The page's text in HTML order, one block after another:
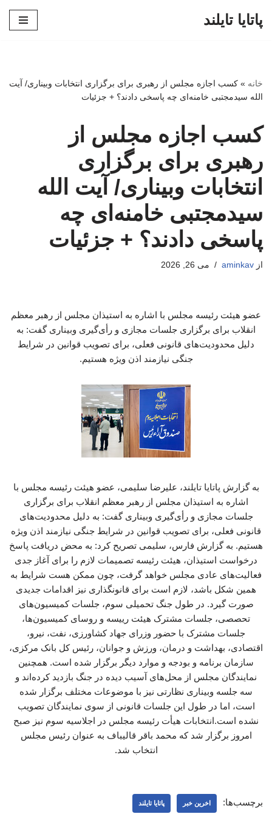
پاتایا تایلند
خانه » کسب اجازه مجلس از رهبری برای برگزاری انتخابات وبیناری/ آیت
الله سیدمجتبی خامنه‌ای چه پاسخی دادند؟ + جزئیات
کسب اجازه مجلس از
رهبری برای برگزاری
انتخابات وبیناری/ آیت الله
سیدمجتبی خامنه‌ای چه
پاسخی دادند؟ + جزئیات
از aminkav می 26, 2026
عضو هیئت رئیسه مجلس با اشاره به استیذان مجلس از رهبر معظم
انقلاب برای برگزاری جلسات مجازی و رأی‌گیری وبیناری گفت: به
دلیل محدودیت‌های قانونی فعلی، برای تصویب قوانین در شرایط
جنگی نیازمند اذن ویژه هستیم.
به گزارش پاتایا تایلند، علیرضا سلیمی، عضو هیئت رئیسه مجلس با
اشاره به استیذان مجلس از رهبر معظم انقلاب برای برگزاری
جلسات مجازی و رأی‌گیری وبیناری گفت: به دلیل محدودیت‌های
قانونی فعلی، برای تصویب قوانین در شرایط جنگی نیازمند اذن ویژه
هستیم. به گزارش فارس، سلیمی تصریح کرد: به محض دریافت پاسخ
درخواست استیذان، هیئت رئیسه تصمیمات لازم را برای آغاز جدی
فعالیت‌های عادی مجلس خواهد گرفت، چون ممکن هست شرایط به
همین شکل باشد، لازم است برای قانونگذاری نیز اقدامات جدیدی
صورت گیرد. در طول جنگ تحمیلی سوم، جلسات کمیسیون‌های
تحصصی، جلسات مشترک هیئت رییسه و روسای کمیسیون‌ها،
جلسات مشترک با حضور وزرای جهاد کشاورزی، نفت، نیرو،
اقتصادی، بهداشت و درمان، ورزش و جوانان، رئیس کل بانک مرکزی،
سازمان برنامه و بودجه و موارد دیگر برگزار شده است. همچنین
نمایندگان مجلس از محل‌های آسیب دیده در جنگ بازدید کرده‌اند و
سه جلسه وبیناری ‌نظارتی نیز با موضوعات مختلف برگزار شده
است، اما در طول این جلسات قانونی از سوی نمایندگان تصویب
نشده است.انتخابات هیأت‌ رئیسه مجلس در اجلاسیه سوم نیز صبح
امروز برگزار شد که محمد باقر قالیباف به عنوان رئیس مجلس
انتخاب شد.
برچسب‌ها: اخرین خبر پاتایا تایلند